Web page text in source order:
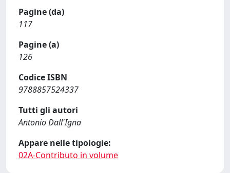
Pagine (da)
117
Pagine (a)
126
Codice ISBN
9788857524337
Tutti gli autori
Antonio Dall'Igna
Appare nelle tipologie:
02A-Contributo in volume